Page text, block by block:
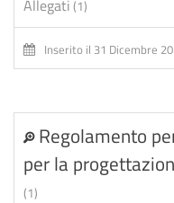
Allegati(1)
Inserito il 31 Dicembre
Regolamento
per la
(1)